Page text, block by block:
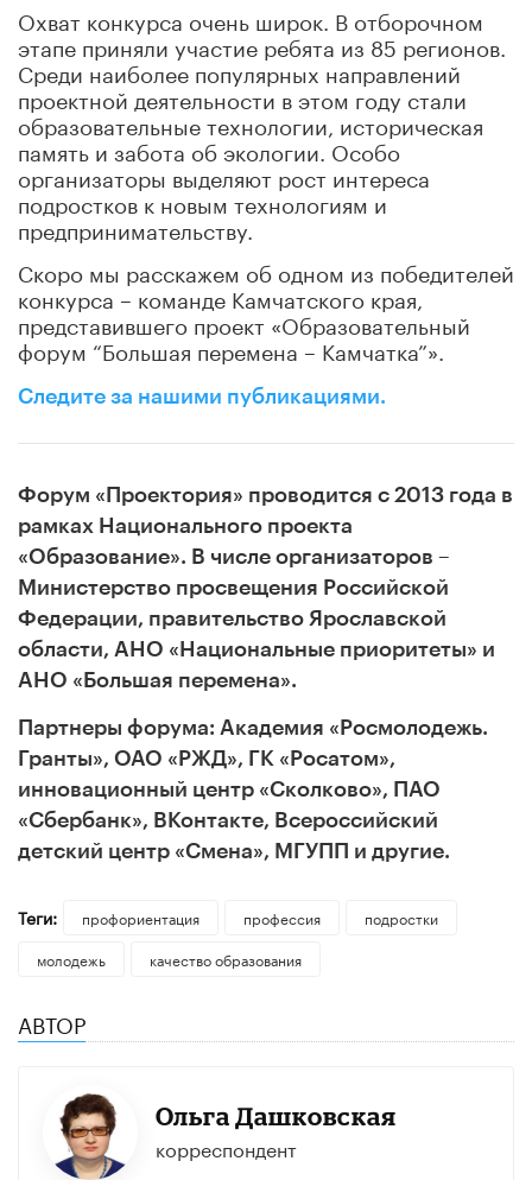
Охват конкурса очень широк. В отборочном
этапе приняли участие ребята из 85 регионов.
Среди наиболее популярных направлений
проектной деятельности в этом году стали
образовательные технологии, историческая
память и забота об экологии. Особо
организаторы выделяют рост интереса
подростков к новым технологиям и
предпринимательству.
Скоро мы расскажем об одном из победителей
конкурса – команде Камчатского края,
представившего проект «Образовательный
форум “Большая перемена – Камчатка”».
Следите за нашими публикациями.
Форум «Проектория» проводится с 2013 года в
рамках Национального проекта
«Образование». В числе организаторов –
Министерство просвещения Российской
Федерации, правительство Ярославской
области, АНО «Национальные приоритеты» и
АНО «Большая перемена».
Партнеры форума: Академия «Росмолодежь.
Гранты», ОАО «РЖД», ГК «Росатом»,
инновационный центр «Сколково», ПАО
«Сбербанк», ВКонтакте, Всероссийский
детский центр «Смена», МГУПП и другие.
Теги: профориентация профессия
подростки
молодежь
качество образования
АВТОР
Ольга Дашковская
корреспондент